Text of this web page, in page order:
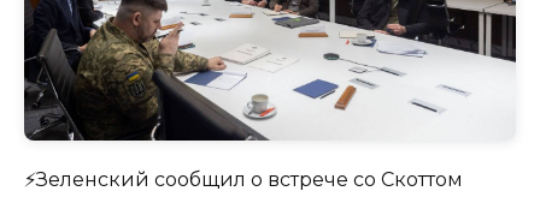
⚡️Зеленский сообщил о встрече со Скоттом